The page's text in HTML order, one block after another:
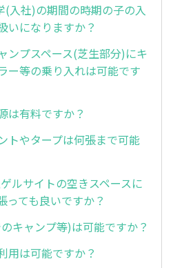
入社)の期間の時期の子の入
いになりますか？
ンプスペース(芝生部分)にキ
ー等の乗り入れは可能です
は有料ですか？
トやタープは何張まで可能
ルサイトの空きスペースに
っても良いですか？
キャンプ等)は可能ですか？
用は可能ですか？